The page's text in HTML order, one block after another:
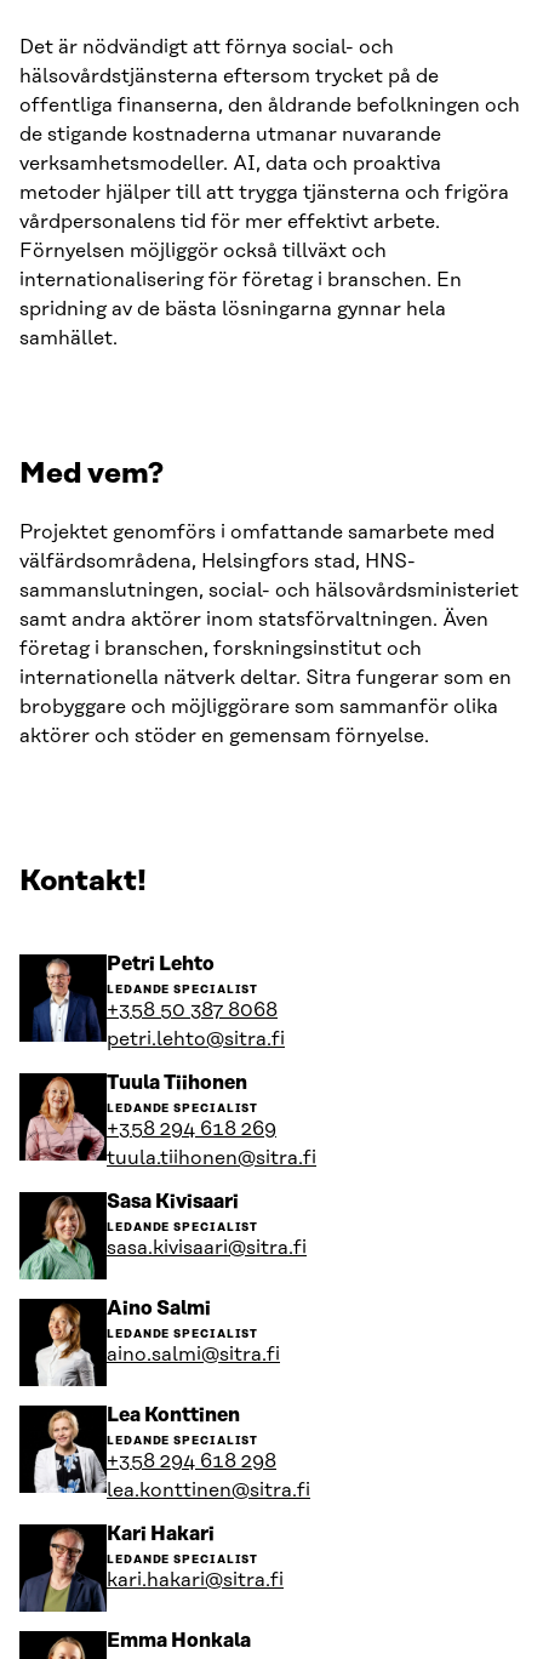
Det är nödvändigt att förnya social- och
hälsovårdstjänsterna eftersom trycket på de
offentliga finanserna, den åldrande befolkningen och
de stigande kostnaderna utmanar nuvarande
verksamhetsmodeller. AI, data och proaktiva
metoder hjälper till att trygga tjänsterna och frigöra
vårdpersonalens tid för mer effektivt arbete.
Förnyelsen möjliggör också tillväxt och
internationalisering för företag i branschen. En
spridning av de bästa lösningarna gynnar hela
samhället.
Med vem?
Projektet genomförs i omfattande samarbete med
välfärdsområdena, Helsingfors stad, HNS-
sammanslutningen, social- och hälsovårdsministeriet
samt andra aktörer inom statsförvaltningen. Även
företag i branschen, forskningsinstitut och
internationella nätverk deltar. Sitra fungerar som en
brobyggare och möjliggörare som sammanför olika
aktörer och stöder en gemensam förnyelse.
Kontakt!
Petri LehtoGå
till
personens
profil
LEDANDE SPECIALIST
+358 50 387 8068
petri.lehto@sitra.fi
Tuula TiihonenGå
till
personens
profil
LEDANDE SPECIALIST
+358 294 618 269
tuula.tiihonen@sitra.fi
Sasa Kivisaari
till
personens
profil
LEDANDE SPECIALIST
sasa.kivisaari@sitra.fi
Aino Salmi
till
personens
profil
LEDANDE SPECIALIST
aino.salmi@sitra.fi
Lea KonttinenGå
till
personens
profil
LEDANDE SPECIALIST
+358 294 618 298
lea.konttinen@sitra.fi
Kari Hakari
till
personens
profil
LEDANDE SPECIALIST
kari.hakari@sitra.fi
Emma HonkalaGå